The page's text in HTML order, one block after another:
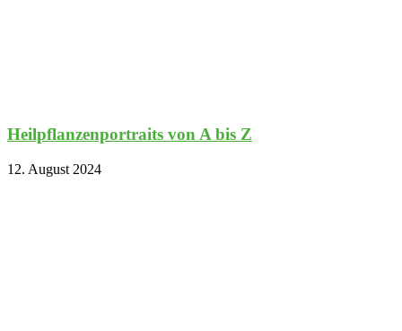
Heilpflanzenportraits von A bis Z
12. August 2024